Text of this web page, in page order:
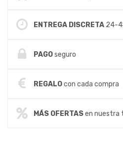
ENTREGA DISCRETA 24-
PAGOseguro
REGALOcon cada compra
MÁS OFERTASen nuestra